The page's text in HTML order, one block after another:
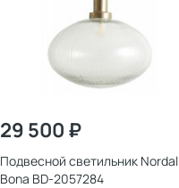
29 500 ₽
Подвесной светильник Nordal
Bona BD-2057284